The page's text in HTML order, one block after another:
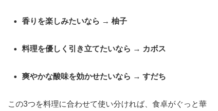
香りを楽しみたいなら → 柚子
料理を優しく引き立てたいなら → カボス
爽やかな酸味を効かせたいなら → すだち
この3つを料理に合わせて使い分ければ、食卓がぐっと華